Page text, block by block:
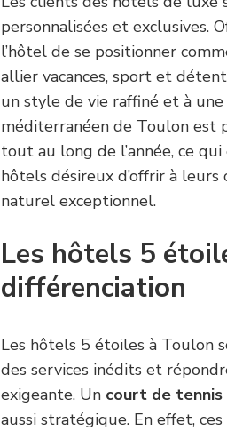
personnalisées et exclusives.
l’hôtel de se positionner
allier vacances, sport et
un style de vie raffiné et à
méditerranéen de Toulon est
tout au long de l’année, ce
hôtels désireux d’offrir à
naturel exceptionnel.
Les hôtels 5
différenciation
Les hôtels 5 étoiles à Toulon
des services inédits et
exigeante. Un court de tennis
aussi stratégique. En effet,